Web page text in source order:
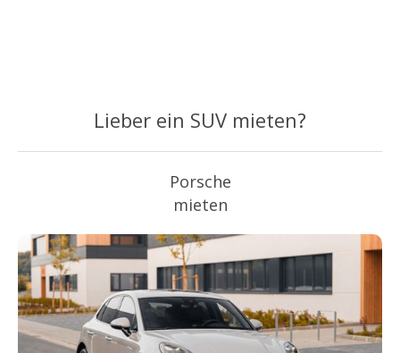
Lieber ein SUV mieten?
Porsche
mieten